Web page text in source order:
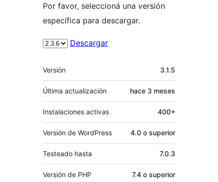
Por favor, seleccioná una versión
específica para descargar.
Descargar
Meta
Versión 3.1.5
Última actualización hace 3 meses
Instalaciones activas 400+
Versión de WordPress 4.0 o superior
Testeado hasta 7.0.3
Versión de PHP 7.4 o superior